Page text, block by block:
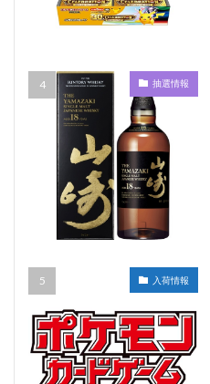
抽選情報
入荷情報